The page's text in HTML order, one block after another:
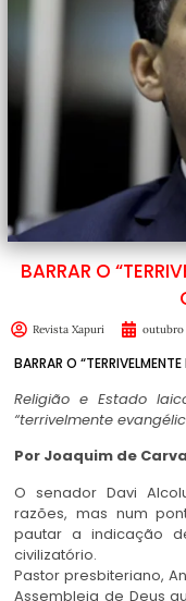
BARRAR O
Revista Xapuri outubro
BARRAR O
Religião e Estado
“terrivelmente
Por Joaquim de
O senador Davi
razões, mas num
pautar a indicação
civilizatório.
Pastor presbiteriano,
Assembleia de Deus